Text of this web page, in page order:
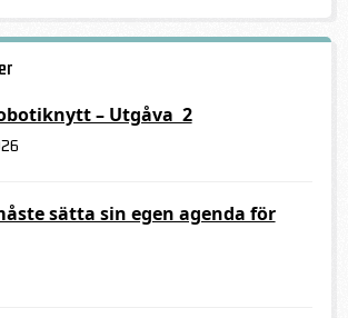
– Utgåva 2
sätta sin egen agenda för